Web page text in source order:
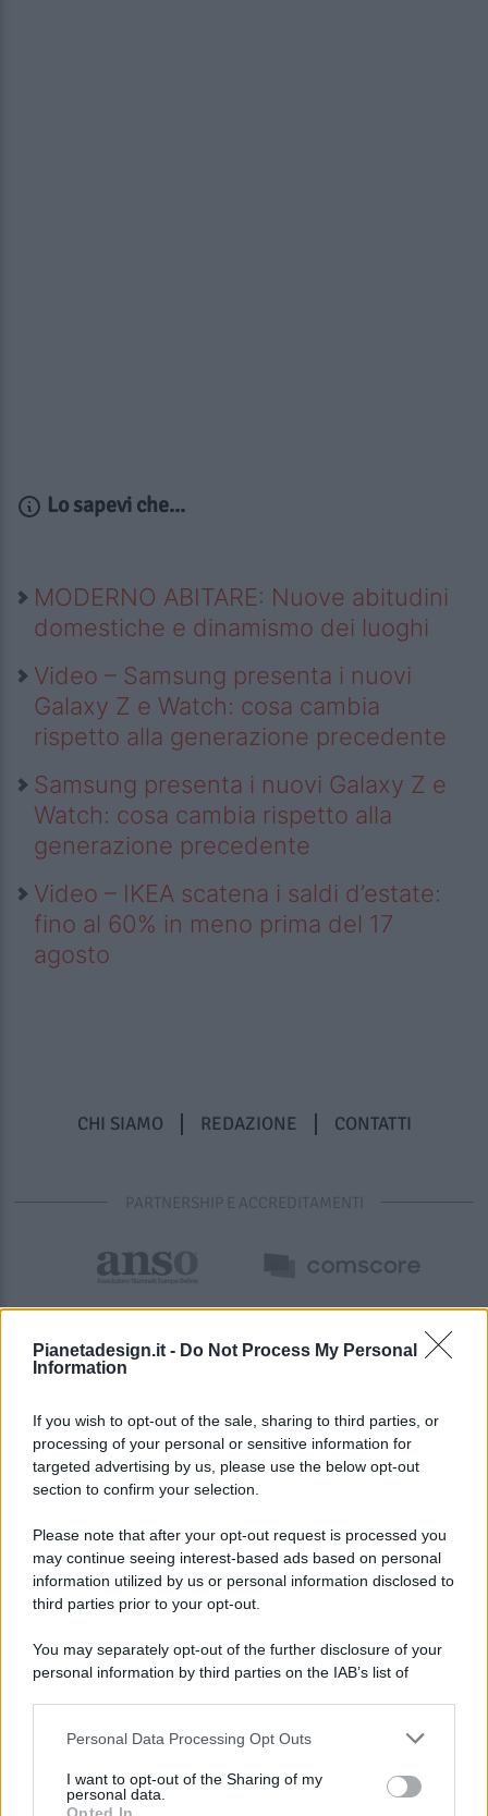
Pianetadesign.it - Do Not Process My Personal
Information
If you wish to opt-out of the sale, sharing to third parties, or
processing of your personal or sensitive information for
targeted advertising by us, please use the below opt-out
section to confirm your selection.
Please note that after your opt-out request is processed you
may continue seeing interest-based ads based on personal
information utilized by us or personal information disclosed to
third parties prior to your opt-out.
You may separately opt-out of the further disclosure of your
personal information by third parties on the IAB’s list of
This information may also be disclosed by us to third parties
disclose it to other third parties.
Personal Data Processing Opt Outs
I want to opt-out of the Sharing of my
personal data.
Lo sapevi che...
MODERNO ABITARE: Nuove abitudini
domestiche e dinamismo dei luoghi
Video – Samsung presenta i nuovi
Galaxy Z e Watch: cosa cambia
rispetto alla generazione precedente
Samsung presenta i nuovi Galaxy Z e
Watch: cosa cambia rispetto alla
generazione precedente
Video – IKEA scatena i saldi d’estate:
fino al 60% in meno prima del 17
agosto
CHI SIAMO REDAZIONE CONTATTI
PARTNERSHIP E ACCREDITAMENTI
© 2026 - Pianeta Design - P.IVA 04827280654 - Testata
Registrata Al Tribunale Di Nocera Inferiore N. 8/2020 - RG N.
ISCRIZIONE AL ROC N. 35792 – ISCRITTA ALL’ANSO
(ASSOCIAZIONE NAZIONALE STAMPA ONLINE)
PREFERENZE PRIVACY